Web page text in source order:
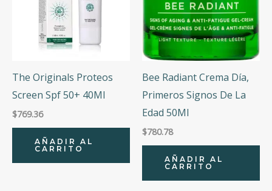
Precio:$342—$2,917
The Originals Proteos
Screen Spf 50+ 40Ml
$769.36
AÑADIR AL
CARRITO
Bee Radiant Crema Día,
Primeros Signos De La
Edad 50Ml
$780.78
AÑADIR AL
CARRITO